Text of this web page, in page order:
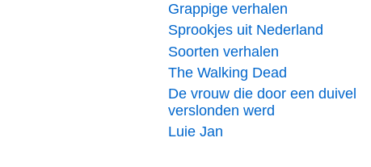
Grappige verhalen
Sprookjes uit Nederland
Soorten verhalen
The Walking Dead
De vrouw die door een duivel
verslonden werd
Luie Jan